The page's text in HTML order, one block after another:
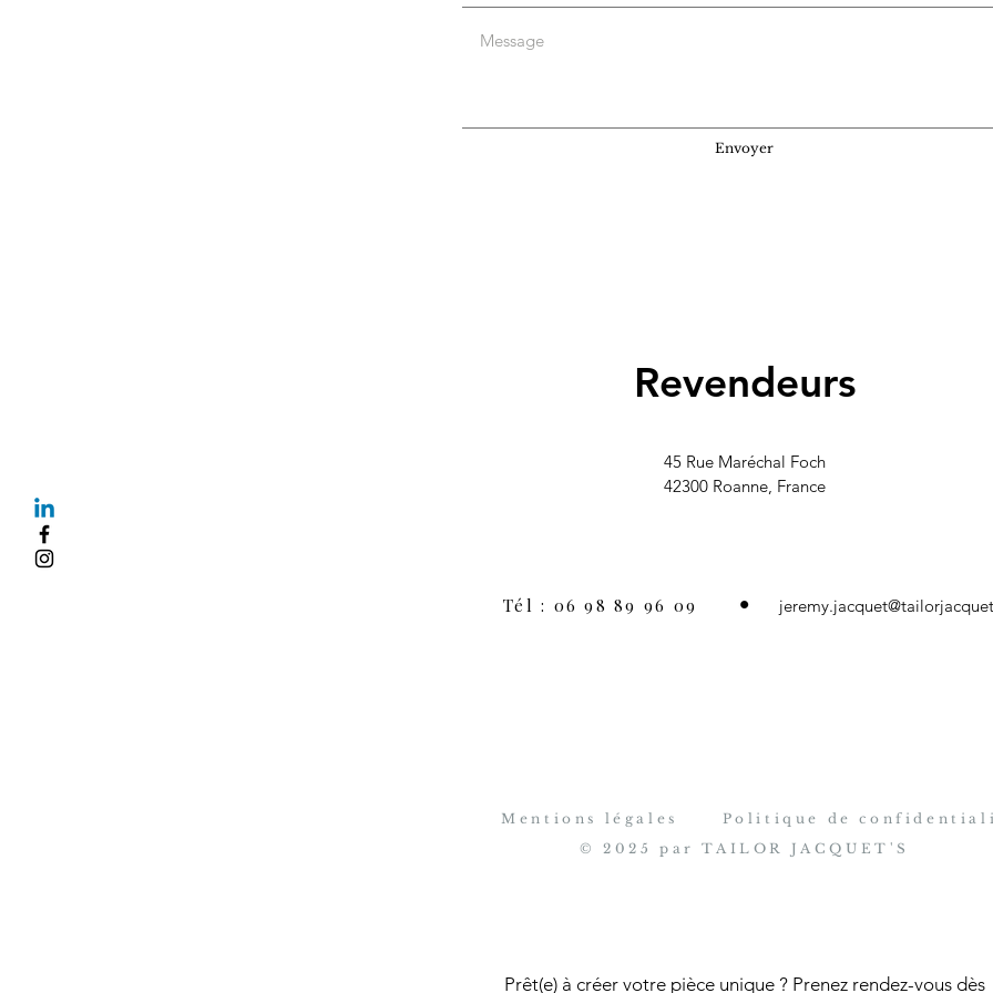
Envoyer
Revendeurs
45 Rue Maréchal Foch
42300 Roanne, France
Tél : 06 98 89 96 09
Mentions légales
Politique de
© 2025 par TAILOR JACQUET'S
Prêt(e) à créer votre pièce unique ? Prenez rendez-vous dès